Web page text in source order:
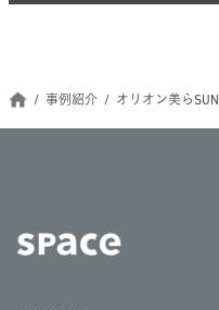
事例紹介 オリオン美ら